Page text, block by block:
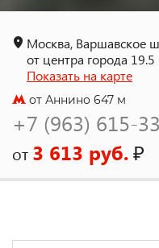
Москва, Варшавское
от центра города 19.5
Показать на карте
от Аннино 647 м
+7 (963) 615-
от 3 613 руб.₽